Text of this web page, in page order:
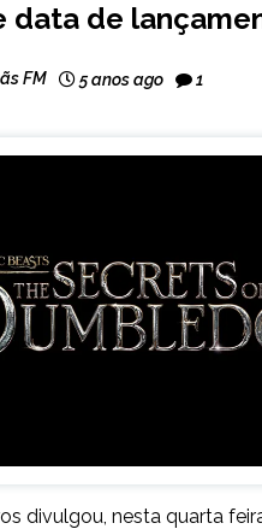
data de
FM 5 anos ago 1
divulgou, nesta quarta